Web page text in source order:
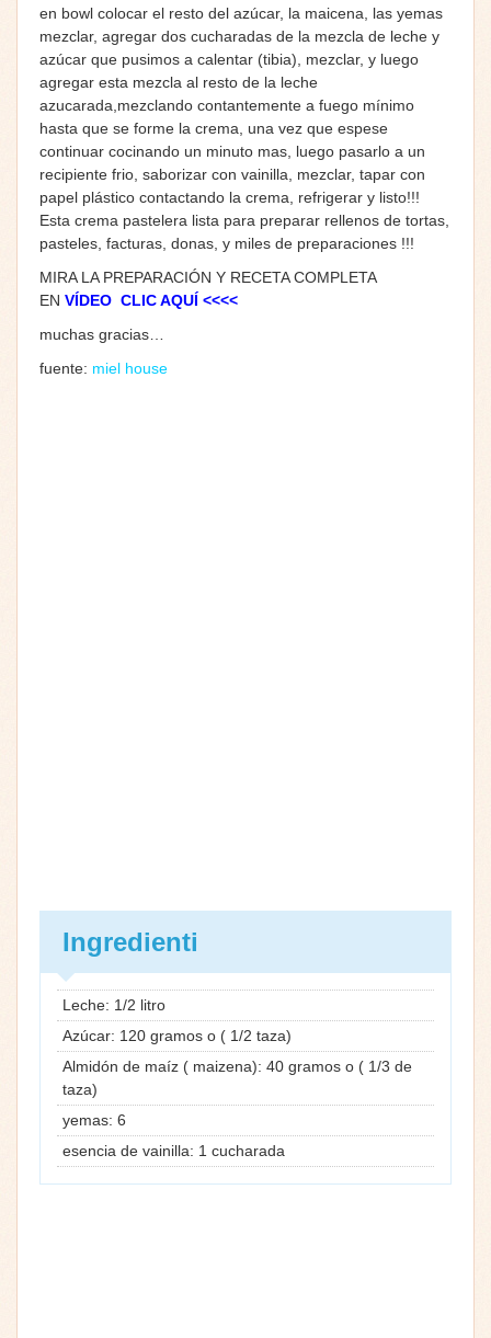
en bowl colocar el resto del azúcar, la maicena, las yemas
mezclar, agregar dos cucharadas de la mezcla de leche y
azúcar que pusimos a calentar (tibia), mezclar, y luego
agregar esta mezcla al resto de la leche
azucarada,mezclando contantemente a fuego mínimo
hasta que se forme la crema, una vez que espese
continuar cocinando un minuto mas, luego pasarlo a un
recipiente frio, saborizar con vainilla, mezclar, tapar con
papel plástico contactando la crema, refrigerar y listo!!!
Esta crema pastelera lista para preparar rellenos de tortas,
pasteles, facturas, donas, y miles de preparaciones !!!
MIRA LA PREPARACIÓN Y RECETA COMPLETA
EN VÍDEO CLIC AQUÍ <<<<
muchas gracias…
fuente: miel house
Ingredienti
Leche: 1/2 litro
Azúcar: 120 gramos o ( 1/2 taza)
Almidón de maíz ( maizena): 40 gramos o ( 1/3 de
taza)
yemas: 6
esencia de vainilla: 1 cucharada